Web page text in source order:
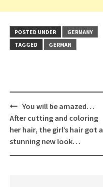
POSTED UNDER
GERMANY
TAGGED
GERMAN
Post
navigation
You will be amazed…
After cutting and coloring
her hair, the girl’s hair got a
stunning new look…